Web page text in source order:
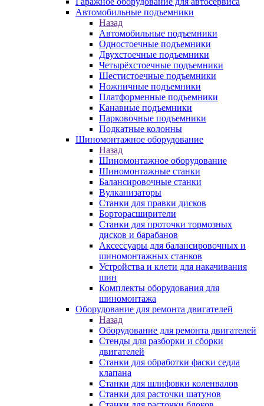
Автомобильные подъемники
Назад
Автомобильные подъемники
Одностоечные подъемники
Двухстоечные подъемники
Четырёхстоечные подъемники
Шестистоечные подъемники
Ножничные подъемники
Платформенные подъемники
Канавные подъемники
Парковочные подъемники
Подкатные колонны
Шиномонтажное оборудование
Назад
Шиномонтажное оборудование
Шиномонтажные станки
Балансировочные станки
Вулканизаторы
Станки для правки дисков
Борторасширители
Станки для проточки тормозных
дисков и барабанов
Аксессуары для балансировочных и
шиномонтажных станков
Устройства и клети для накачивания
шин
Комплекты оборудования для
шиномонтажа
Оборудование для ремонта двигателей
Назад
Оборудование для ремонта двигателей
Стенды для разборки и сборки
двигателей
Станки для обработки фаски седла
клапана
Станки для шлифовки коленвалов
Станки для расточки шатунов